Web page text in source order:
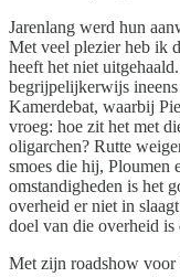
Jarenlang werd hun
Met veel plezier heb ik
heeft het niet
begrijpelijkerwijs
Kamerdebat, waarbij
vroeg: hoe zit het met
oligarchen? Rutte
smoes die hij, Ploumen
omstandigheden is het
overheid er niet in
doel van die overheid is
Met zijn roadshow voor